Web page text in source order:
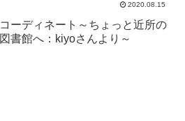
2020.08.15
コーディネート～ちょっと近所の
図書館へ：kiyoさんより～